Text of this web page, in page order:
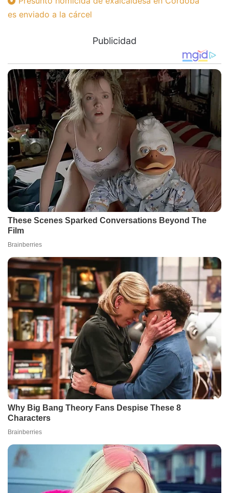
es enviado a la cárcel
Publicidad